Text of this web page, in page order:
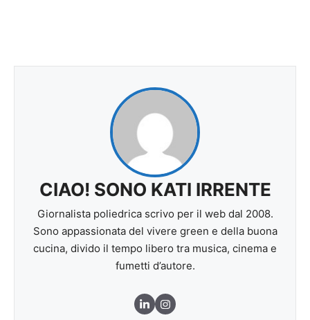
CIAO! SONO KATI IRRENTE
Giornalista poliedrica scrivo per il web dal 2008.
Sono appassionata del vivere green e della buona
cucina, divido il tempo libero tra musica, cinema e
fumetti d’autore.